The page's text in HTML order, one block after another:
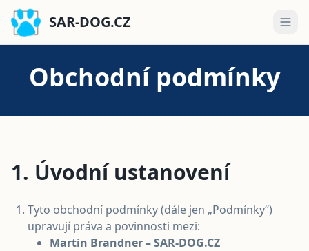
SAR-DOG.CZ
Obchodní podmínky
1. Úvodní ustanovení
Tyto obchodní podmínky (dále jen „Podmínky“)
upravují práva a povinnosti mezi:
Martin Brandner – SAR-DOG.CZ